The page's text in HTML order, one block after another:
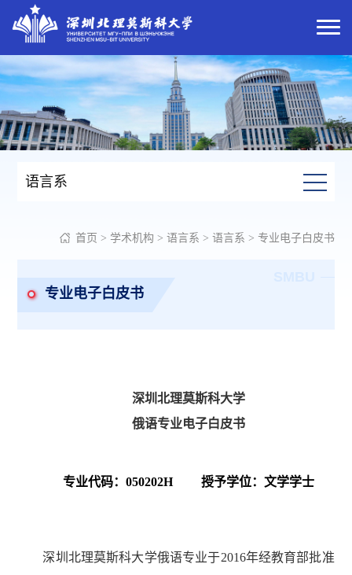
语言系
首页 > 学术机构 > 语言系 > 语言系 > 专业电子白皮书
专业电子白皮书
深圳北理莫斯科大学
俄语专业电子白皮书
专业代码：050202H 授予学位：文学学士
深圳北理莫斯科大学俄语专业于2016年经教育部批准